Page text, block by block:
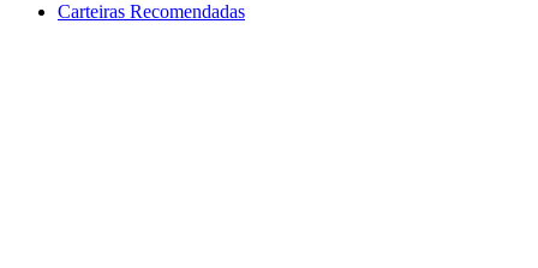
Carteiras Recomendadas